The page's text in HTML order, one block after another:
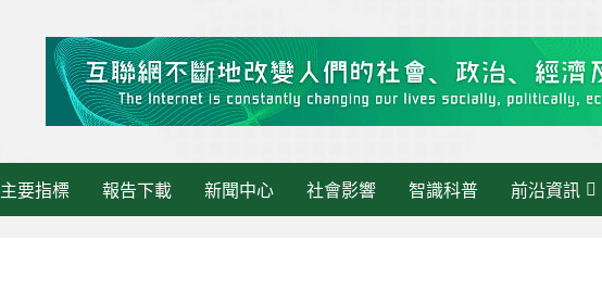
主要指標 報告下載 新聞中心 社會影響 智識科普 前沿資訊